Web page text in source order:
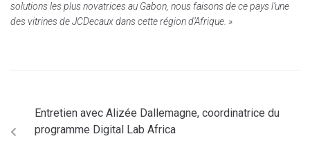
solutions les plus novatrices au Gabon, nous faisons de ce pays l’une
des vitrines de JCDecaux dans cette région d’Afrique. »
Entretien avec Alizée Dallemagne, coordinatrice du
programme Digital Lab Africa